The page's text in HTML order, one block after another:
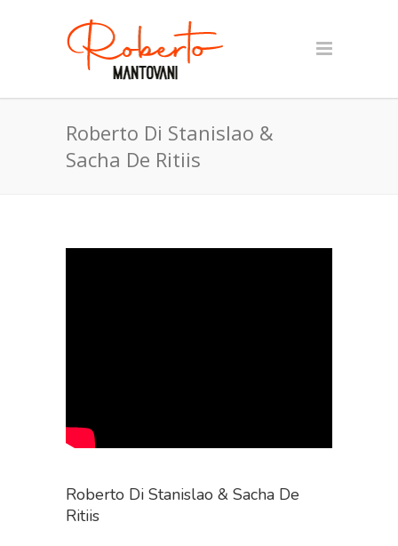
Roberto Di Stanislao &
Sacha De Ritiis
Roberto Di Stanislao & Sacha De
Ritiis